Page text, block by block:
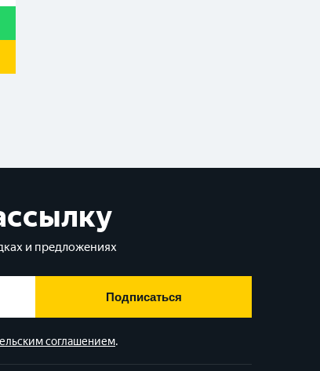
и предложениях
Подписаться
соглашением.